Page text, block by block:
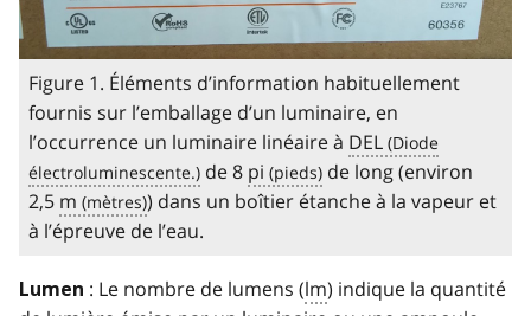
Figure 1. Éléments d’information habituellement
fournis sur l’emballage d’un luminaire, en
l’occurrence un luminaire linéaire à DEL
de 8 pi
de long (environ
2,5 m
) dans un boîtier étanche à la vapeur et
à l’épreuve de l’eau.
Lumen : Le nombre de lumens (lm) indique la quantité